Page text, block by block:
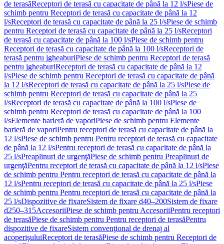
de terasăReceptori de terasă cu capacitate de până la 12 l/sPiese de
schimb pentru Receptori de terasă cu capacitate de până la 12
l/sReceptori de terasă cu capacitate de până la 25 l/sPiese de schimb
pentru Receptori de terasă cu capacitate de până la 25 l/sReceptori
de terasă cu capacitate de până la 100 l/sPiese de schimb pentru
Receptori de terasă cu capacitate de până la 100 l/sReceptori de
terasă pentru jgheaburiPiese de schimb pentru Receptori de terasă
pentru jgheaburiReceptori de terasă cu capacitate de până la 12
l/sPiese de schimb pentru Receptori de terasă cu capacitate de până
la 12 l/sReceptori de terasă cu capacitate de până la 25 l/sPiese de
schimb pentru Receptori de terasă cu capacitate de până la 25
l/sReceptori de terasă cu capacitate de până la 100 l/sPiese de
schimb pentru Receptori de terasă cu capacitate de până la 100
l/sElemente barieră de vaporiPiese de schimb pentru Elemente
barieră de vaporiPentru receptori de terasă cu capacitate de până la
12 l/sPiese de schimb pentru Pentru receptori de terasă cu capacitate
de până la 12 l/sPentru receptori de terasă cu capacitate de până la
25 l/sPreaplinuri de urgenţăPiese de schimb pentru Preaplinuri de
urgenţăPentru receptori de terasă cu capacitate de până la 12 l/sPiese
de schimb pentru Pentru receptori de terasă cu capacitate de până la
12 l/sPentru receptori de terasă cu capacitate de până la 25 l/sPiese
de schimb pentru Pentru receptori de terasă cu capacitate de până la
25 l/sDispozitive de fixareSistem de fixare d40–200Sistem de fixare
d250–315AccesoriiPiese de schimb pentru AccesoriiPentru receptori
de terasăPiese de schimb pentru Pentru receptori de terasăPentru
dispozitive de fixareSistem convenţional de drenaj al
acoperişuluiReceptori de terasăPiese de schimb pentru Receptori de